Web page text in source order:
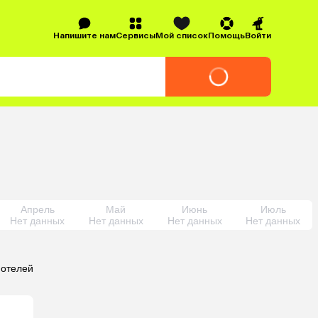
Напишите намСервисыМой списокПомощьВойти
Апрель
Нет данных
Май
Нет данных
Июнь
Нет данных
Июль
Нет данных